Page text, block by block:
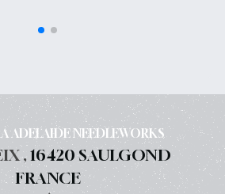
ADELAIDE NEEDLEWORKS
,16420 SAULGOND
FRANCE